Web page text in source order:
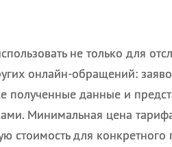
не только для
онлайн-обращений:
полученные данные и
Минимальная цена
стоимость для